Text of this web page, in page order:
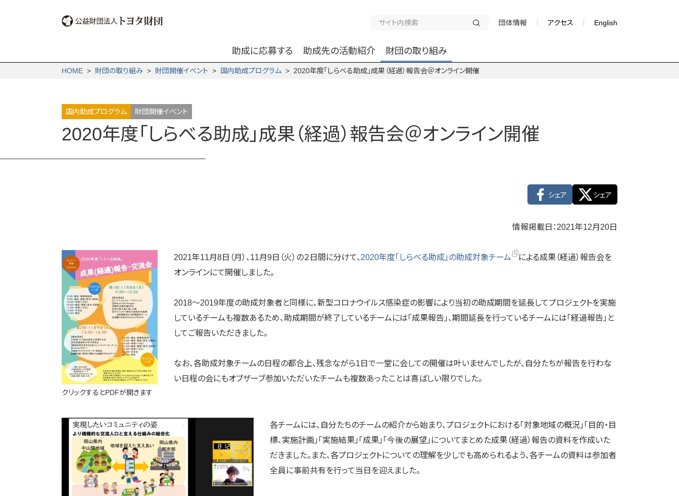
団体情報 アクセス English
助成に応募する 助成先の活動紹介 財団の取り組み
HOME > 財団の取り組み > 財団開催イベント > 国内助成プログラム > 2020年度「しらべる助成」成果（経過）報告会＠オンライン開催
国内助成プログラム 財団開催イベント
2020年度「しらべる助成」成果（経過）報告会＠オンライン開催
シェア シェア
情報掲載日：2021年12月20日
クリックするとPDFが開きます
2021年11月8日（月）、11月9日（火）の２日間に分けて、 2020年度「しらべる助成」の助成対象チーム
による成果（経過）報告会を
オンラインにて開催しました。
2018～2019年度の助成対象者と同様に、新型コロナウイルス感染症の影響により当初の助成期間を延長してプロジェクトを実施
しているチームも複数あるため、助成期間が終了しているチームには「成果報告」、期間延長を行っているチームには「経過報告」と
してご報告いただきました。
なお、各助成対象チームの日程の都合上、残念ながら1日で一堂に会しての開催は叶いませんでしたが、自分たちが報告を行わな
い日程の会にもオブザーブ参加いただいたチームも複数あったことは喜ばしい限りでした。
各チームには、自分たちのチームの紹介から始まり、プロジェクトにおける「対象地域の概況」「目的・目
標、実施計画」「実施結果」「成果」「今後の展望」についてまとめた成果（経過）報告の資料を作成いた
だきました。また、各プロジェクトについての理解を少しでも高められるよう、各チームの資料は参加者
全員に事前共有を行って当日を迎えました。